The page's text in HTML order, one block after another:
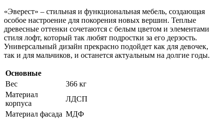
«Эверест» – стильная и функциональная мебель, создающая
особое настроение для покорения новых вершин. Теплые
древесные оттенки сочетаются с белым цветом и элементами
стиля лофт, который так любят подростки за его дерзость.
Универсальный дизайн прекрасно подойдет как для девочек,
так и для мальчиков, и останется актуальным на долгие годы.
Основные
Вес
366 кг
Материал
корпуса
ЛДСП
Материал фасада МДФ